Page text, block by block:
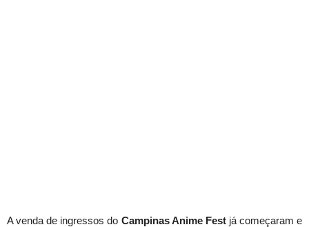
A venda de ingressos do Campinas Anime Festjá começaram e